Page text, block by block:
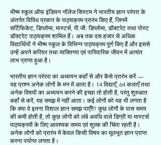
भीष्म स्कूल ऑफ इंडियन नॉलेज सिस्टम ने भारतीय ज्ञान परंपरा के
अंतर्गत विविध प्रकार के पाठ्यक्रम प्रारंभ किए हैं, जिनमें
सर्टिफिकेट, डिप्लोमा, मास्टर्स, पी.जी. डिप्लोमा, डॉक्टरेट तथा पोस्ट
डॉक्टरेट पाठ्यक्रम शामिल हैं। अब तक दस हजार से अधिक
विद्यार्थियों ने भीष्म स्कूल के विभिन्न पाठ्यक्रम पूर्ण किए हैं और इससे
उन्हें अपने करियर तथा व्यक्तिगत एवं पारिवारिक जीवन में अत्यंत
लाभ प्राप्त हुआ है।
भारतीय ज्ञान परंपरा का अध्ययन कहाँ से और कैसे प्रारंभ करें —
यह प्रश्न अनेक लोगों के मन में आता है। 14 विद्याएँ, 64 कलाएँ तथा
अनेक विषयों का अध्ययन करने की इच्छा तो होती है, परंतु शुरुआत
कहाँ से करें, यह समझ में नहीं आता। कई लोगों को यह भी लगता है
कि क्या वे इतना विशाल ज्ञान समझ पाएँगे? कुछ लोगों के पास समय
की कमी होती है, तो कुछ लोगों को लंबे अवधि वाले डिग्री या मास्टर्स
पाठ्यक्रमों के लिए आवश्यक समय एवं शुल्क की चिंता रहती है।
अनेक लोगों को प्रारंभ में केवल किसी विषय का मूलभूत ज्ञान प्राप्त
करना पर्याप्त लगता है।